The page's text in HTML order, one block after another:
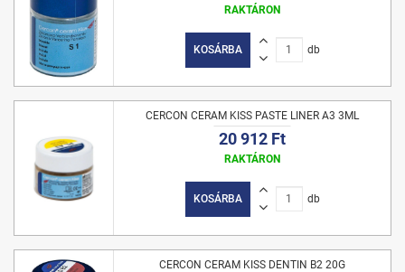
RAKTÁRON
KOSÁRBA db
CERCON CERAM KISS PASTE LINER A3 3ML
20 912 Ft
RAKTÁRON
KOSÁRBA db
CERCON CERAM KISS DENTIN B2 20G